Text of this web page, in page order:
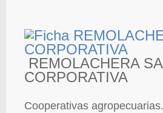
REMOLACHERA
CORPORATIVA
Cooperativas agropecuarias.